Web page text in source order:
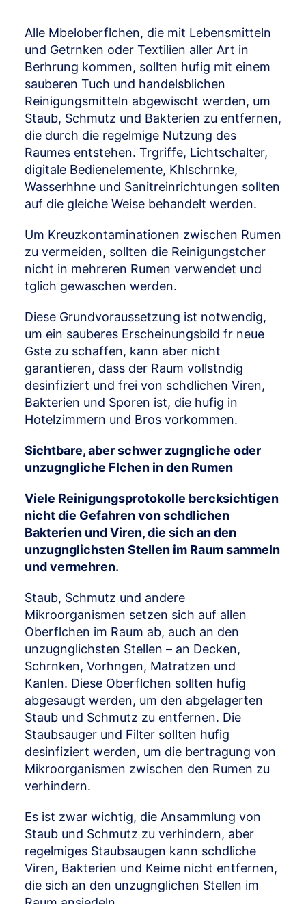
Alle Mbeloberflchen, die mit Lebensmitteln
und Getrnken oder Textilien aller Art in
Berhrung kommen, sollten hufig mit einem
sauberen Tuch und handelsblichen
Reinigungsmitteln abgewischt werden, um
Staub, Schmutz und Bakterien zu entfernen,
die durch die regelmige Nutzung des
Raumes entstehen. Trgriffe, Lichtschalter,
digitale Bedienelemente, Khlschrnke,
Wasserhhne und Sanitreinrichtungen sollten
auf die gleiche Weise behandelt werden.
Um Kreuzkontaminationen zwischen Rumen
zu vermeiden, sollten die Reinigungstcher
nicht in mehreren Rumen verwendet und
tglich gewaschen werden.
Diese Grundvoraussetzung ist notwendig,
um ein sauberes Erscheinungsbild fr neue
Gste zu schaffen, kann aber nicht
garantieren, dass der Raum vollstndig
desinfiziert und frei von schdlichen Viren,
Bakterien und Sporen ist, die hufig in
Hotelzimmern und Bros vorkommen.
Sichtbare, aber schwer zugngliche oder
unzugngliche Flchen in den Rumen
Viele Reinigungsprotokolle bercksichtigen
nicht die Gefahren von schdlichen
Bakterien und Viren, die sich an den
unzugnglichsten Stellen im Raum sammeln
und vermehren.
Staub, Schmutz und andere
Mikroorganismen setzen sich auf allen
Oberflchen im Raum ab, auch an den
unzugnglichsten Stellen – an Decken,
Schrnken, Vorhngen, Matratzen und
Kanlen. Diese Oberflchen sollten hufig
abgesaugt werden, um den abgelagerten
Staub und Schmutz zu entfernen. Die
Staubsauger und Filter sollten hufig
desinfiziert werden, um die bertragung von
Mikroorganismen zwischen den Rumen zu
verhindern.
Es ist zwar wichtig, die Ansammlung von
Staub und Schmutz zu verhindern, aber
regelmiges Staubsaugen kann schdliche
Viren, Bakterien und Keime nicht entfernen,
die sich an den unzugnglichen Stellen im